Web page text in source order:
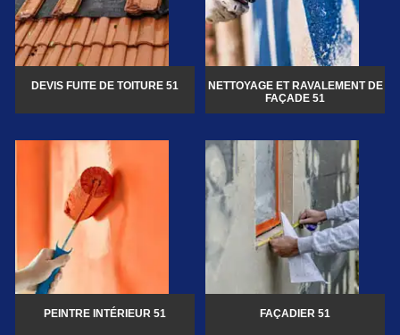
DEVIS FUITE DE TOITURE 51
NETTOYAGE ET RAVALEMENT DE
FAÇADE 51
PEINTRE INTÉRIEUR 51 FAÇADIER 51